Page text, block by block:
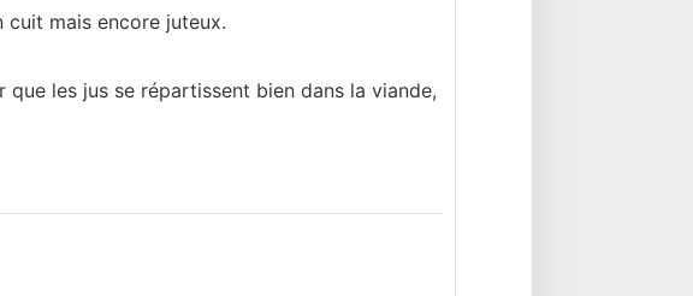
mais encore juteux.
les jus se répartissent bien dans la viande,